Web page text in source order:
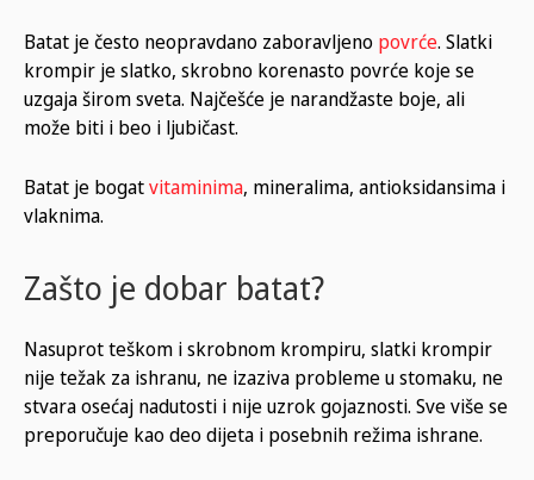
Batat je često neopravdano zaboravljeno povrće. Slatki
krompir je slatko, skrobno korenasto povrće koje se
uzgaja širom sveta. Najčešće je narandžaste boje, ali
može biti i beo i ljubičast.
Batat je bogatvitaminima, mineralima, antioksidansima i
vlaknima.
Zašto je dobar batat?
Nasuprot teškom i skrobnom krompiru, slatki krompir
nije težak za ishranu, ne izaziva probleme u stomaku, ne
stvara osećaj nadutosti i nije uzrok gojaznosti. Sve više se
preporučuje kao deo dijeta i posebnih režima ishrane.